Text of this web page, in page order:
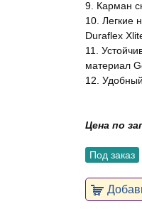
9. Карман
10. Легкие
Duraflex
11.
материал
12.
Цена по
Под заказ